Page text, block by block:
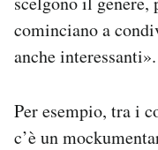
cominciano a
anche interessanti».
Per esempio, tra i
c’è un